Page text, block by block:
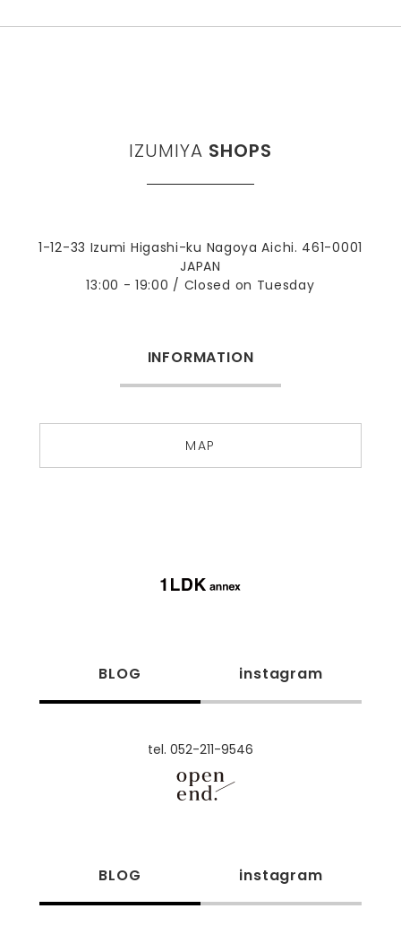
IZUMIYA SHOPS
1-12-33 Izumi Higashi-ku Nagoya Aichi. 461-0001
JAPAN
13:00 - 19:00 / Closed on Tuesday
INFORMATION
MAP
BLOG instagram
tel. 052-211-9546
BLOG instagram